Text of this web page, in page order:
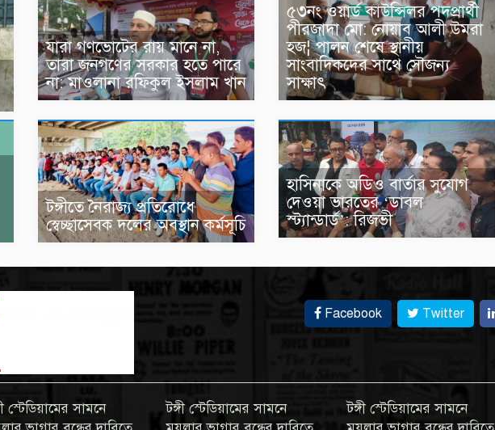
যারা গণভোটের রায় মানে না,
তারা জনগণের সরকার হতে পারে
না: মাওলানা রফিকুল ইসলাম খান
৫৩নং ওয়ার্ড কাউন্সিলর পদপ্রার্থী
পীরজাদা মো: নোয়াব আলী উমরা
হজ¦ পালন শেষে স্থানীয়
সাংবাদিকদের সাথে সৌজন্য
সাক্ষাৎ
টঙ্গীতে নৈরাজ্য প্রতিরোধে
স্বেচ্ছাসেবক দলের অবস্থান কর্মসূচি
হাসিনাকে অডিও বার্তার সুযোগ
দেওয়া ভারতের ‘ডাবল
স্ট্যান্ডার্ড’: রিজভী
Facebook Twitter
স্টেডিয়ামের সামনে
টঙ্গী স্টেডিয়ামের সামনে
টঙ্গী স্টেডিয়ামের সামনে